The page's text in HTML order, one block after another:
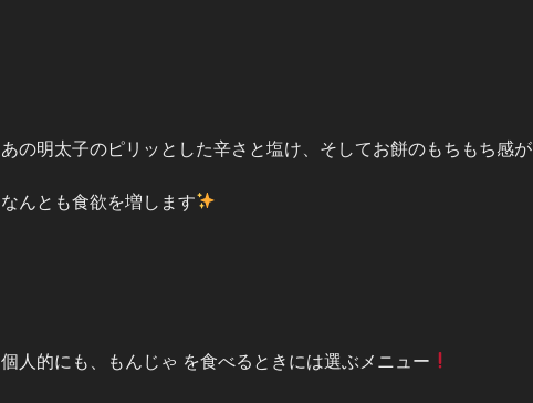
あの明太子のピリッとした辛さと塩け、そしてお餅のもちもち感が
なんとも食欲を増します
個人的にも、もんじゃ を食べるときには選ぶメニュー